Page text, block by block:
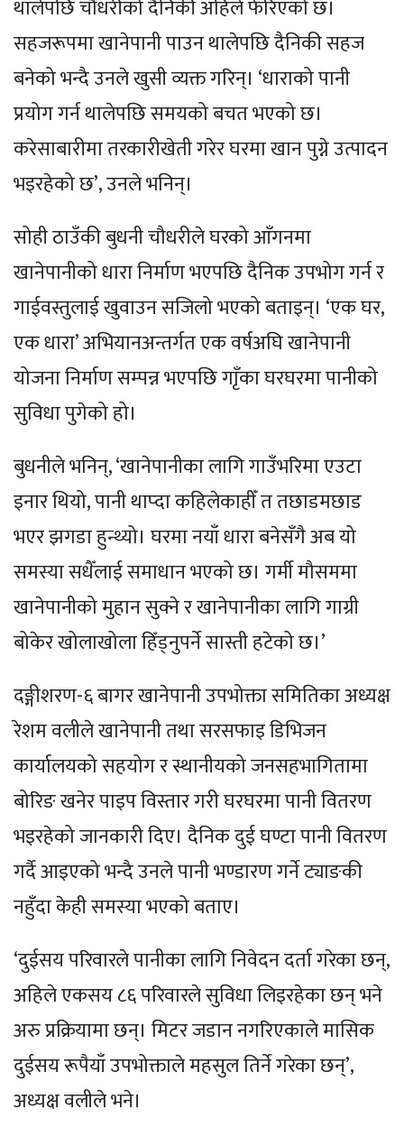
थालेपछि चौधरीको दैनिकी अहिले फेरिएको छ।
सहजरूपमा खानेपानी पाउन थालेपछि दैनिकी सहज
बनेको भन्दै उनले खुसी व्यक्त गरिन्। ‘धाराको पानी
प्रयोग गर्न थालेपछि समयको बचत भएको छ।
करेसाबारीमा तरकारीखेती गरेर घरमा खान पुग्ने उत्पादन
भइरहेको छ’, उनले भनिन्।
सोही ठाउँकी बुधनी चौधरीले घरको आँगनमा
खानेपानीको धारा निर्माण भएपछि दैनिक उपभोग गर्न र
गाईवस्तुलाई खुवाउन सजिलो भएको बताइन्। ‘एक घर,
एक धारा’ अभियानअन्तर्गत एक वर्षअघि खानेपानी
योजना निर्माण सम्पन्न भएपछि गाृँका घरघरमा पानीको
सुविधा पुगेको हो।
बुधनीले भनिन्, ‘खानेपानीका लागि गाउँभरिमा एउटा
इनार थियो, पानी थाप्दा कहिलेकाहीँ त तछाडमछाड
भएर झगडा हुन्थ्यो। घरमा नयाँ धारा बनेसँगै अब यो
समस्या सधैँलाई समाधान भएको छ। गर्मी मौसममा
खानेपानीको मुहान सुक्ने र खानेपानीका लागि गाग्री
बोकेर खोलाखोला हिँड्नुपर्ने सास्ती हटेको छ।’
दङ्गीशरण-६ बागर खानेपानी उपभोक्ता समितिका अध्यक्ष
रेशम वलीले खानेपानी तथा सरसफाइ डिभिजन
कार्यालयको सहयोग र स्थानीयको जनसहभागितामा
बोरिङ खनेर पाइप विस्तार गरी घरघरमा पानी वितरण
भइरहेको जानकारी दिए। दैनिक दुई घण्टा पानी वितरण
गर्दै आइएको भन्दै उनले पानी भण्डारण गर्ने ट्याङकी
नहुँदा केही समस्या भएको बताए।
‘दुईसय परिवारले पानीका लागि निवेदन दर्ता गरेका छन्,
अहिले एकसय ८६ परिवारले सुविधा लिइरहेका छन् भने
अरु प्रक्रियामा छन्। मिटर जडान नगरिएकाले मासिक
दुईसय रूपैयाँ उपभोक्ताले महसुल तिर्ने गरेका छन्’,
अध्यक्ष वलीले भने।